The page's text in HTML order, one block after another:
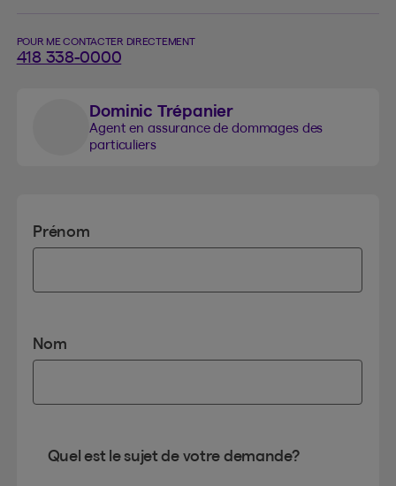
POUR ME CONTACTER DIRECTEMENT
418 338-0000
Dominic Trépanier
Agent en assurance de dommages des
particuliers
Prénom
Nom
Quel est le sujet de votre demande?